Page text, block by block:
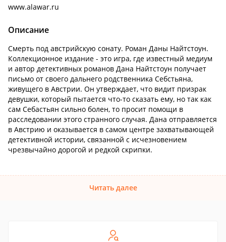
www.alawar.ru
Описание
Смерть под австрийскую сонату. Роман Даны Найтстоун.
Коллекционное издание - это игра, где известный медиум
и автор детективных романов Дана Найтстоун получает
письмо от своего дальнего родственника Себстьяна,
живущего в Австрии. Он утверждает, что видит призрак
девушки, который пытается что-то сказать ему, но так как
сам Себастьян сильно болен, то просит помощи в
расследовании этого странного случая. Дана отправляется
в Австрию и оказывается в самом центре захватывающей
детективной истории, связанной с исчезновением
чрезвычайно дорогой и редкой скрипки.
Читать далее